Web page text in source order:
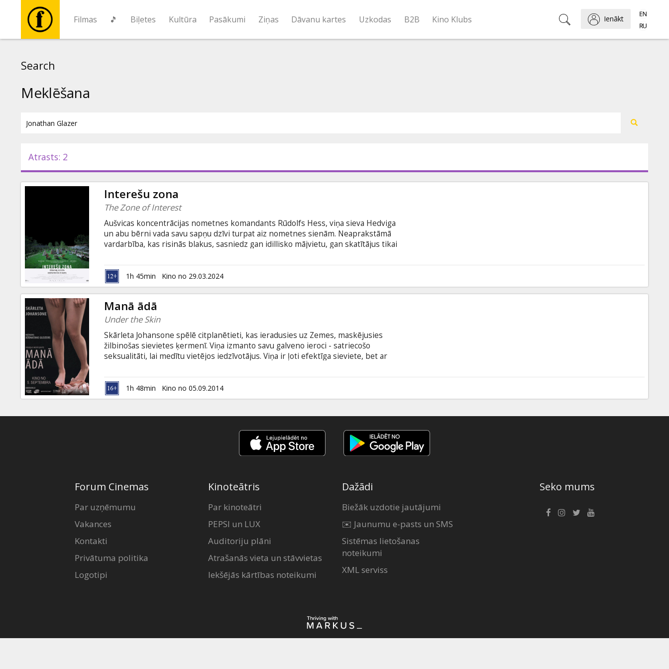
Filmas 🎵 Biļetes Kultūra Pasākumi Ziņas Dāvanu kartes Uzkodas B2B Kino Klubs Ienākt
Pasākumi
kartes
Uzkodas
B2B
Kino
Klubs
Search
Meklēšana
Atrasts: 2
Interešu zona
The Zone of Interest
Aušvicas koncentrācijas nometnes komandants Rūdolfs Hess, viņa sieva Hedviga
un abu bērni vada savu sapņu dzīvi turpat aiz nometnes sienām. Neaprakstāmā
vardarbība, kas risinās blakus, sasniedz gan idillisko mājvietu, gan skatītājus tikai
holokausta drāma, kas uzņemta pēc Martina Eimisa romāna motīviem, godalfota ar
Kannu kinofestivāla “Grand Prix”. Meistarīgi uzņemtā "Interešu zona" ir viena no
gada šokējošākajām un nozīmīgākajām filmām. Filma vācu valodā ar subtitriem
latviešu un krievu valodā.
1h 45min Kino no 29.03.2024
Manā ādā
Under the Skin
Skārleta Johansone spēlē citplanētieti, kas ieradusies uz Zemes, maskējusies
žilbinošas sievietes ķermenī. Viņa izmanto savu galveno ieroci - satriecošo
seksualitāti, lai medītu vietējos iedzīvotājus. Viņa ir ļoti efektīga sieviete, bet ar
Filma angļu valodā ar subtitriem latviešu un krievu valodā.
1h 48min Kino no 05.09.2014
Forum Cinemas
Par uzņēmumu
Vakances
Kontakti
Privātuma politika
Logotipi
Kinoteātris
Par kinoteātri
PEPSI un LUX
Auditoriju plāni
Atrašanās vieta un stāvvietas
Iekšējās kārtības noteikumi
Dažādi
Biežāk uzdotie jautājumi
✉️ Jaunumu e-pasts un SMS
Sistēmas lietošanas
noteikumi
XML serviss
Seko mums